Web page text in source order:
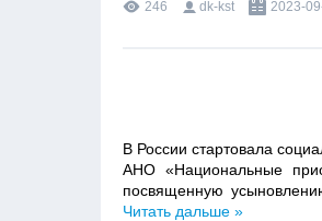
246 dk-kst 2023-
В России стартовала
АНО «Национальные
посвященную
Читать дальше »